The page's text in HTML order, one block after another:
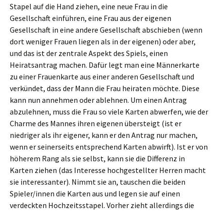
Stapel auf die Hand ziehen, eine neue Frau in die
Gesellschaft einführen, eine Frau aus der eigenen
Gesellschaft in eine andere Gesellschaft abschieben (wenn
dort weniger Frauen liegen als in der eigenen) oder aber,
und das ist der zentrale Aspekt des Spiels, einen
Heiratsantrag machen. Dafür legt man eine Männerkarte
zu einer Frauenkarte aus einer anderen Gesellschaft und
verkündet, dass der Mann die Frau heiraten möchte. Diese
kann nun annehmen oder ablehnen. Um einen Antrag
abzulehnen, muss die Frau so viele Karten abwerfen, wie der
Charme des Mannes ihren eigenen übersteigt (ist er
niedriger als ihr eigener, kann er den Antrag nur machen,
wenn er seinerseits entsprechend Karten abwirft). Ist er von
höherem Rang als sie selbst, kann sie die Differenz in
Karten ziehen (das Interesse hochgestellter Herren macht
sie interessanter). Nimmt sie an, tauschen die beiden
Spieler/innen die Karten aus und legen sie auf einen
verdeckten Hochzeitsstapel. Vorher zieht allerdings die